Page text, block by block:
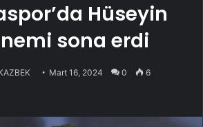
Hüseyin
sona erdi
Mart 16, 2024 0 6